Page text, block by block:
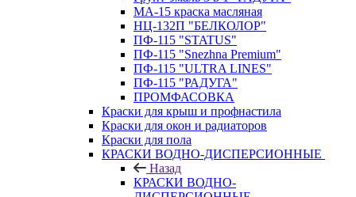
МА-15 краска масляная
НЦ-132П "БЕЛКОЛОР"
ПФ-115 "STATUS"
ПФ-115 "Snezhna Premium"
ПФ-115 "ULTRA LINES"
ПФ-115 "РАДУГА"
ПРОМФАСОВКА
Краски для крыш и профнастила
Краски для окон и радиаторов
Краски для пола
КРАСКИ ВОДНО-ДИСПЕРСИОННЫЕ
Назад
КРАСКИ ВОДНО-